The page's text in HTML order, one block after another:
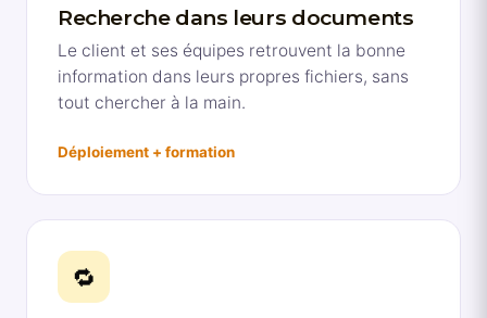
Recherche dans leurs documents
Le client et ses équipes retrouvent la bonne
information dans leurs propres fichiers, sans
tout chercher à la main.
Déploiement + formation
🔁